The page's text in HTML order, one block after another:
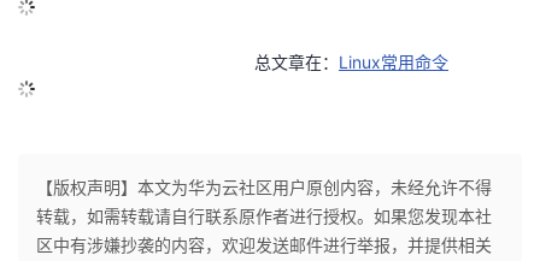
总文章在： Linux常用命令
【版权声明】本文为华为云社区用户原创内容，未经允许不得
转载，如需转载请自行联系原作者进行授权。如果您发现本社
区中有涉嫌抄袭的内容，欢迎发送邮件进行举报，并提供相关